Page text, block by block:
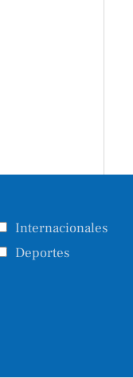
Internacionales
Deportes